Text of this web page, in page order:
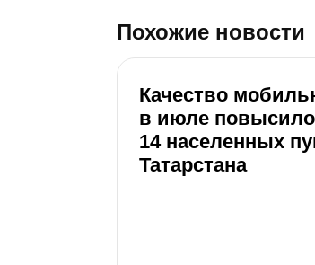
Похожие новости
Качество
в июле
14 населенных
Татарстана